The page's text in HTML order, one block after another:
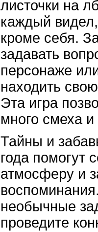
листочки на
каждый
кроме себя.
задавать
персонаже
находить
Эта игра
много смеха
Тайны и
года помогут
атмосферу и
необычные
проведите